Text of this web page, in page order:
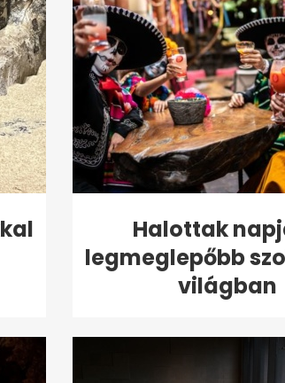
Halottak
legmeglepőbb
világban